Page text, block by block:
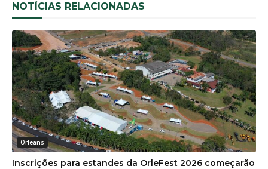
NOTÍCIAS RELACIONADAS
Orleans
Inscrições para estandes da OrleFest 2026 começarão